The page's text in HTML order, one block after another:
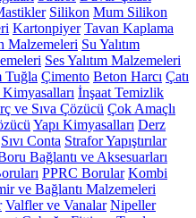
Silikon Mum Silikon
Kartonpiyer Tavan Kaplama
Malzemeleri Su Yalıtım
Ses Yalıtım Malzemeleri
Tuğla Çimento Beton Harcı Çatı
İnşaat Temizlik
ve Sıva Çözücü Çok Amaçlı
Yapı Kimyasalları Derz
Sıvı Conta Strafor Yapıştırılar
Bağlantı ve Aksesuarları
PPRC Borular Kombi
ve Bağlantı Malzemeleri
Valfler ve Vanalar Nipeller